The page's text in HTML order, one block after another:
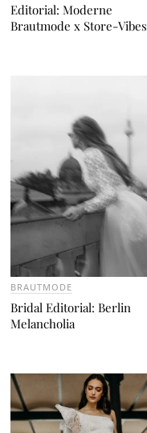
Editorial: Moderne
Brautmode x Store-Vibes
BRAUTMODE
Bridal Editorial: Berlin
Melancholia